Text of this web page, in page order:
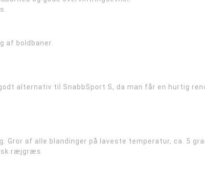
af boldbaner.
alternativ til SnabbSport S, da man får en hurtig
af alle blandinger på laveste temperatur, ca. 5
ræjgræs.